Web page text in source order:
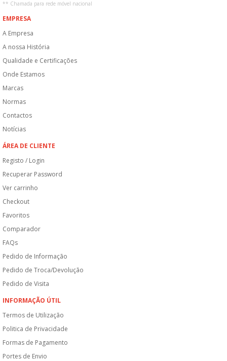
** Chamada para rede móvel nacional
EMPRESA
A Empresa
A nossa História
Qualidade e Certificações
Onde Estamos
Marcas
Normas
Contactos
Notícias
ÁREA DE CLIENTE
Registo / Login
Recuperar Password
Ver carrinho
Checkout
Favoritos
Comparador
FAQs
Pedido de Informação
Pedido de Troca/Devolução
Pedido de Visita
INFORMAÇÃO ÚTIL
Termos de Utilização
Politica de Privacidade
Formas de Pagamento
Portes de Envio